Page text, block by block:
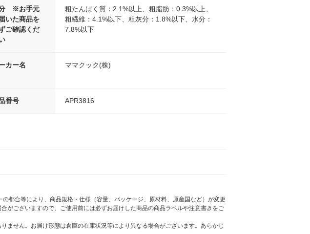
※お手元
いた商品を
ご確認くだ
粗たんぱく質：2.1%以上、粗脂肪：0.3%以上、
粗繊維：4.1%以下、粗灰分：1.8%以下、水分：
7.8%以下
カー名 ママクック(株)
番号 APR3816
都合等により、商品規格・仕様（容量、パッケージ、原材料、原産国など）が変更
がございますので、ご使用前には必ずお届けした商品の商品ラベルや注意書きをご
ません。お届け形態は倉庫の在庫状況等により異なる場合がございます。あらかじ